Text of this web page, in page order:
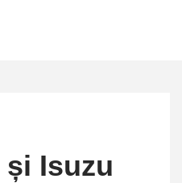
și Isuzu